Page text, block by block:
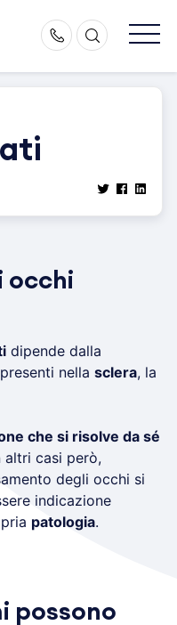
occhi
dipende dalla
presenti nella sclera, la
che si risolve da sé
altri casi però,
degli occhi si
indicazione
patologia.
possono